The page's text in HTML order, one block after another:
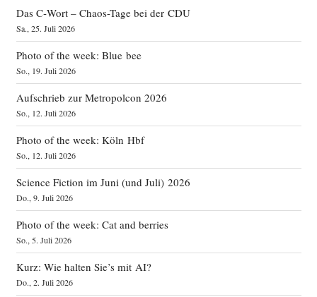
Das C‑Wort – Chaos-Tage bei der CDU
Sa., 25. Juli 2026
Photo of the week: Blue bee
So., 19. Juli 2026
Aufschrieb zur Metropolcon 2026
So., 12. Juli 2026
Photo of the week: Köln Hbf
So., 12. Juli 2026
Science Fiction im Juni (und Juli) 2026
Do., 9. Juli 2026
Photo of the week: Cat and berries
So., 5. Juli 2026
Kurz: Wie halten Sie’s mit AI?
Do., 2. Juli 2026